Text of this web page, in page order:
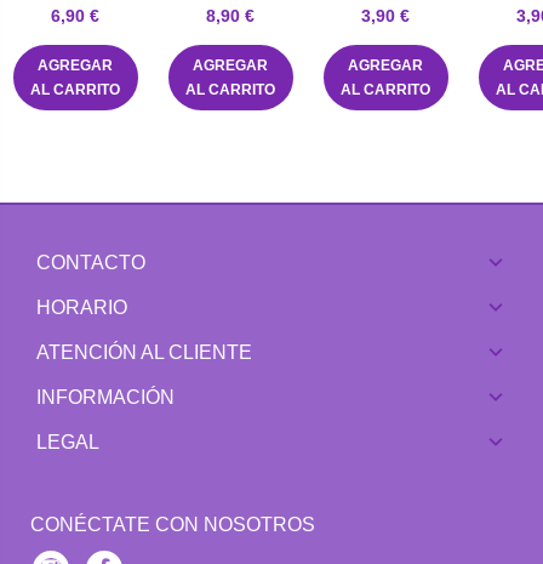
PARA UNCION
PARA PERROS MUY
PEQUEÑO
6,90 €
AGREGAR
AL CARRITO
PARA UNCION
PARA PERROS
GRANDES 4
8,90 €
AGREGAR
AL CARRITO
PARA GATOS 1
3,90 €
AGREGAR
AL CARRITO
AL
CONTACTO
HORARIO
ATENCIÓN AL CLIENTE
INFORMACIÓN
LEGAL
CONÉCTATE CON NOSOTROS